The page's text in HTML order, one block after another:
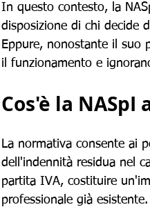
In questo contesto, la
disposizione di chi decide
Eppure, nonostante il suo
il funzionamento e
Cos'è la
La normativa consente ai
dell'indennità residua nel
partita IVA, costituire
professionale già esistente.